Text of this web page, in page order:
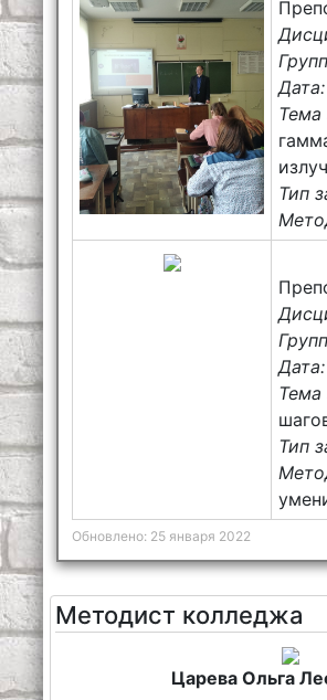
Дата:
Тема
Тип
Дата:
Тема
Тип
Обновлено: 25 января 2022
Методист колледжа
Царева Ольга